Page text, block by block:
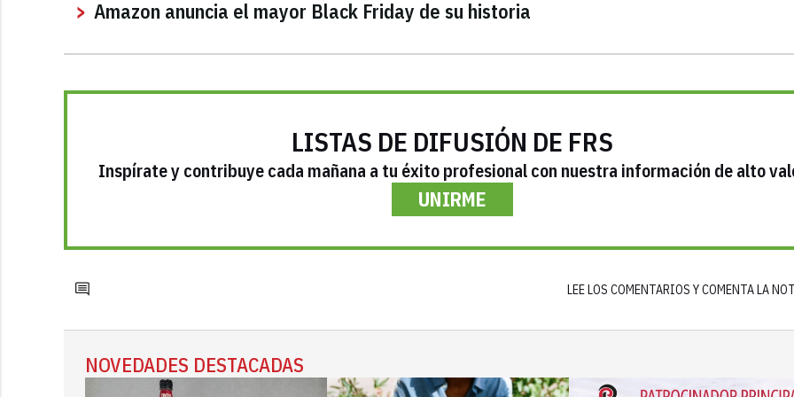
Amazon anuncia el mayor Black Friday de su historia
LISTAS DE DIFUSIÓN DE FRS
Inspírate y contribuye cada mañana a tu éxito profesional con nuestra información de alto
UNIRME
LEE LOS COMENTARIOS Y COMENTA LA
NOVEDADES DESTACADAS